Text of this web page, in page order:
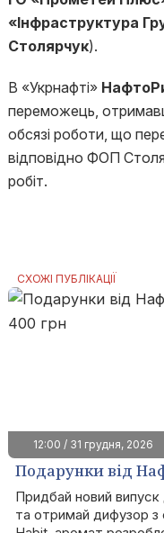
«Інфраструктура
Столярчук).
В «Укрнафті»
переможець,
обсязі роботи, що
відповідно ФОП
робіт.
СХОЖІ ПУБЛІКАЦІЇ
12:00 / 31 грудня, 2026
Подарунки від
дифузор за 400
Придбай новий
та отримай дифузор